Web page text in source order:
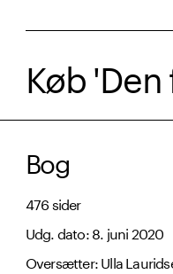
Køb
Bog
476 sider
Udg. dato: 8. juni 2020
Oversætter: Ulla